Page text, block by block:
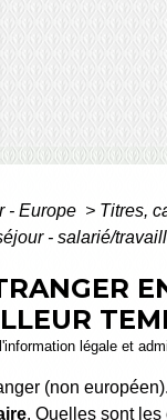
- Europe > Titres,
- salarié/
légale et
(non
. Quelles sont